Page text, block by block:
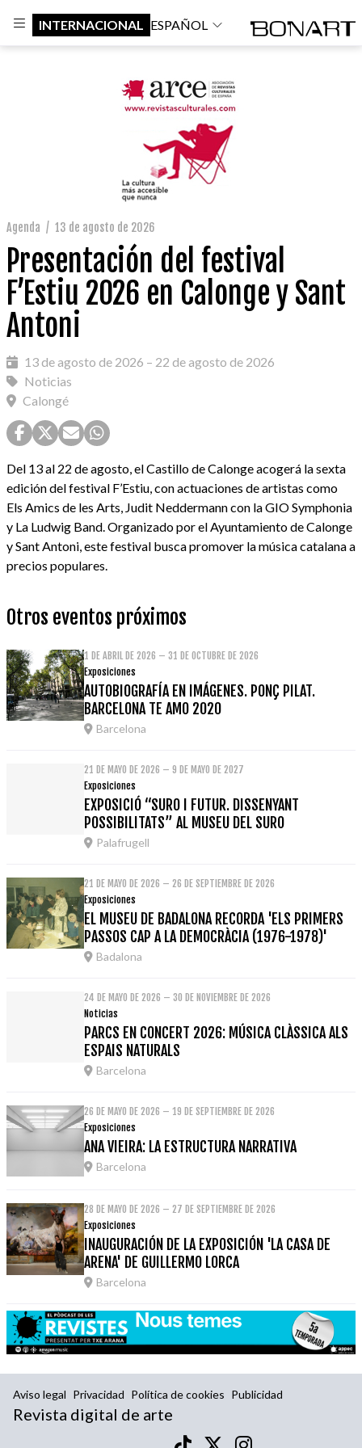
INTERNACIONAL ESPAÑOL
Agenda / 13 de agosto de 2026
Presentación del festival
F’Estiu 2026 en Calonge y Sant
Antoni
13 de agosto de 2026 – 22 de agosto de 2026
Noticias
Calongé
Del 13 al 22 de agosto, el Castillo de Calonge acogerá la sexta
edición del festival F’Estiu, con actuaciones de artistas como
Els Amics de les Arts, Judit Neddermann con la GIO Symphonia
y La Ludwig Band. Organizado por el Ayuntamiento de Calonge
y Sant Antoni, este festival busca promover la música catalana a
precios populares.
Otros eventos próximos
1 DE ABRIL DE 2026 – 31 DE OCTUBRE DE 2026
Exposiciones
AUTOBIOGRAFÍA EN IMÁGENES. PONÇ PILAT.
BARCELONA TE AMO 2020
Barcelona
21 DE MAYO DE 2026 – 9 DE MAYO DE 2027
Exposiciones
EXPOSICIÓ “SURO I FUTUR. DISSENYANT
POSSIBILITATS” AL MUSEU DEL SURO
Palafrugell
21 DE MAYO DE 2026 – 26 DE SEPTIEMBRE DE 2026
Exposiciones
EL MUSEU DE BADALONA RECORDA 'ELS PRIMERS
PASSOS CAP A LA DEMOCRÀCIA (1976-1978)'
Badalona
24 DE MAYO DE 2026 – 30 DE NOVIEMBRE DE 2026
Noticias
PARCS EN CONCERT 2026: MÚSICA CLÀSSICA ALS
ESPAIS NATURALS
Barcelona
26 DE MAYO DE 2026 – 19 DE SEPTIEMBRE DE 2026
Exposiciones
ANA VIEIRA: LA ESTRUCTURA NARRATIVA
Barcelona
28 DE MAYO DE 2026 – 27 DE SEPTIEMBRE DE 2026
Exposiciones
INAUGURACIÓN DE LA EXPOSICIÓN 'LA CASA DE
ARENA' DE GUILLERMO LORCA
Barcelona
Aviso legal Privacidad Política de cookies Publicidad
Revista digital de arte